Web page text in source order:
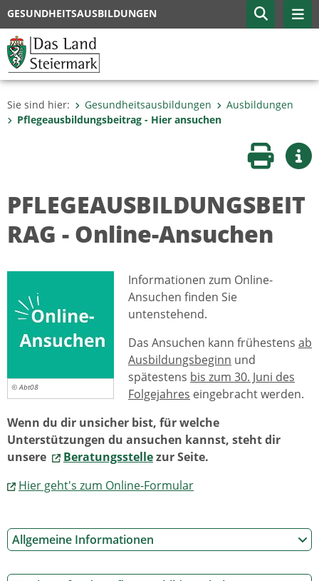
GESUNDHEITSAUSBILDUNGEN
Sie sind hier: Gesundheitsausbildungen
Ausbildungen
Pflegeausbildungsbeitrag - Hier ansuchen
Seite
PFLEGEAUSBILDUNGSBEIT
RAG - Online-Ansuchen
© Abt08
Informationen zum Online-
Ansuchen finden Sie
untenstehend.
Das Ansuchen kann frühestens ab
Ausbildungsbeginn und
spätestens bis zum 30. Juni des
Folgejahres eingebracht werden.
Wenn du dir unsicher bist, für welche
Unterstützungen du ansuchen kannst, steht dir
unsere
Beratungsstellezur Seite.
Hier geht's zum Online-Formular
Allgemeine Informationen